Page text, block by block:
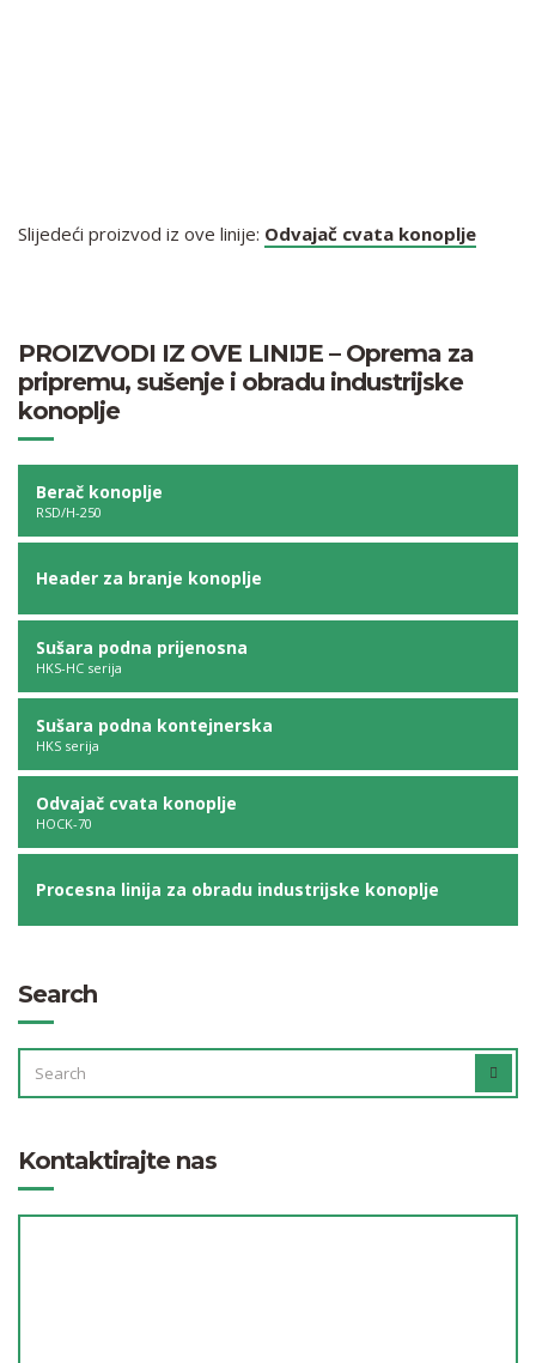
Slijedeći proizvod iz ove linije: Odvajač cvata konoplje
PROIZVODI IZ OVE LINIJE – Oprema za
pripremu, sušenje i obradu industrijske
konoplje
Berač konoplje
RSD/H-250
Header za branje konoplje
Sušara podna prijenosna
HKS-HC serija
Sušara podna kontejnerska
HKS serija
Odvajač cvata konoplje
HOCK-70
Procesna linija za obradu industrijske konoplje
Search
SEARCH
FOR:
Kontaktirajte nas